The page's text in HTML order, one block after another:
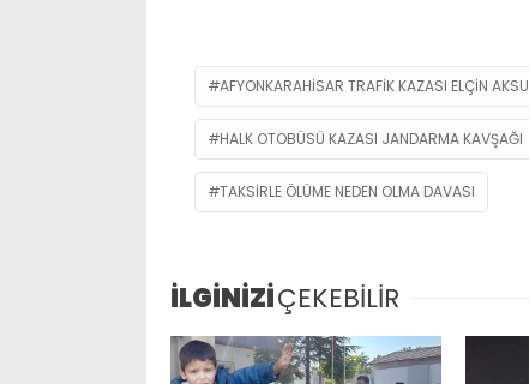
AFYONKARAHISAR TRAFIK KAZASI ELÇIN AKSU
HALK OTOBÜSÜ KAZASI JANDARMA KAVŞAĞI
TAKSIRLE ÖLÜME NEDEN OLMA DAVASI
İLGİNİZİÇEKEBİLİR